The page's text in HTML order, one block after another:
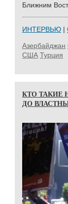
Ближним
ИНТЕРВЬЮ |
Азербайджан
США Турция
КТО ТАКИЕ
ДО